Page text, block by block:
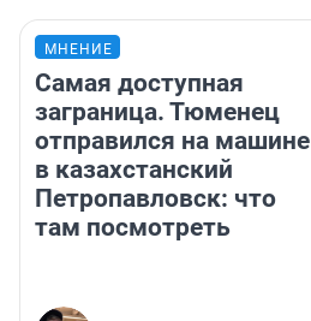
МНЕНИЕ
Самая доступная
заграница. Тюменец
отправился на машине
в казахстанский
Петропавловск: что
там посмотреть